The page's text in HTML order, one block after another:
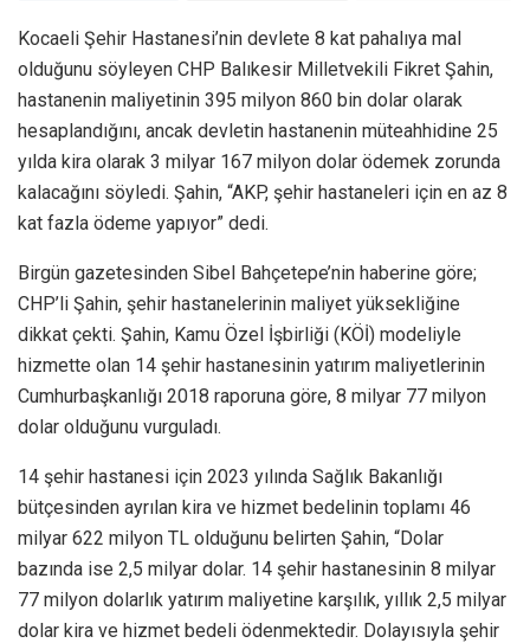
Kocaeli Şehir Hastanesi’nin devlete 8 kat pahalıya mal
olduğunu söyleyen CHP Balıkesir Milletvekili Fikret Şahin,
hastanenin maliyetinin 395 milyon 860 bin dolar olarak
hesaplandığını, ancak devletin hastanenin müteahhidine 25
yılda kira olarak 3 milyar 167 milyon dolar ödemek zorunda
kalacağını söyledi. Şahin, “AKP, şehir hastaneleri için en az 8
kat fazla ödeme yapıyor” dedi.
Birgün gazetesinden Sibel Bahçetepe’nin haberine göre;
CHP’li Şahin, şehir hastanelerinin maliyet yüksekliğine
dikkat çekti. Şahin, Kamu Özel İşbirliği (KÖİ) modeliyle
hizmette olan 14 şehir hastanesinin yatırım maliyetlerinin
Cumhurbaşkanlığı 2018 raporuna göre, 8 milyar 77 milyon
dolar olduğunu vurguladı.
14 şehir hastanesi için 2023 yılında Sağlık Bakanlığı
bütçesinden ayrılan kira ve hizmet bedelinin toplamı 46
milyar 622 milyon TL olduğunu belirten Şahin, “Dolar
bazında ise 2,5 milyar dolar. 14 şehir hastanesinin 8 milyar
77 milyon dolarlık yatırım maliyetine karşılık, yıllık 2,5 milyar
dolar kira ve hizmet bedeli ödenmektedir. Dolayısıyla şehir